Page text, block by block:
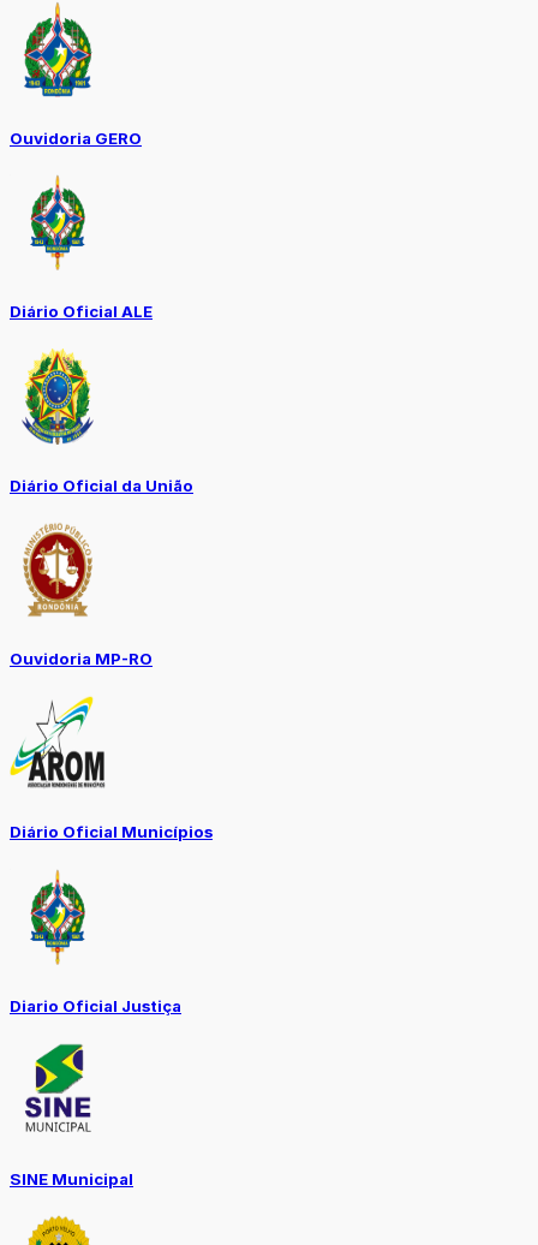
Ouvidoria GERO
Diário Oficial ALE
Diário Oficial da União
Ouvidoria MP-RO
Diário Oficial Municípios
Diario Oficial Justiça
SINE Municipal